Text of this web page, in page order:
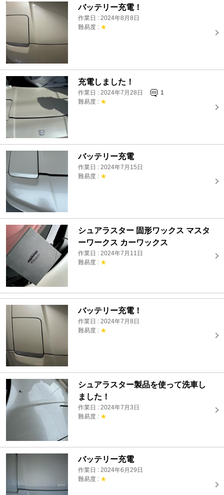
バッテリー充電！
作業日 : 2024年8月8日
難易度 : ★
充電しました！
作業日 : 2024年7月28日
1
難易度 : ★
バッテリー充電
作業日 : 2024年7月15日
難易度 : ★
シュアラスター 固形ワックス マスタ
ーワークス カーワックス
作業日 : 2024年7月11日
難易度 : ★
バッテリー充電！
作業日 : 2024年7月8日
難易度 : ★
シュアラスター製品を使って洗車し
ました！
作業日 : 2024年7月3日
難易度 : ★
バッテリー充電
作業日 : 2024年6月29日
難易度 : ★